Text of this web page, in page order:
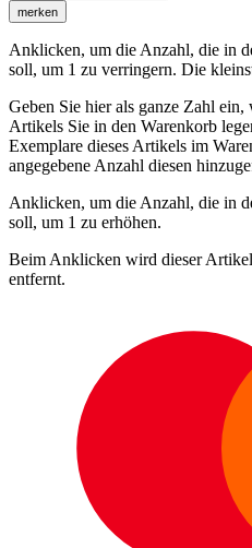
merken
Anklicken, um die Anzahl, die in
soll, um 1 zu verringern. Die
Geben Sie hier als ganze Zahl
Artikels Sie in den Warenkorb
Exemplare dieses Artikels im
angegebene Anzahl diesen
Anklicken, um die Anzahl, die in
soll, um 1 zu erhöhen.
Beim Anklicken wird dieser
entfernt.